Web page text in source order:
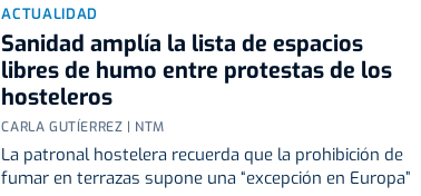
ACTUALIDAD
Sanidad amplía la lista de espacios
libres de humo entre protestas de los
hosteleros
CARLA GUTÍERREZ | NTM
La patronal hostelera recuerda que la prohibición de
fumar en terrazas supone una “excepción en Europa”